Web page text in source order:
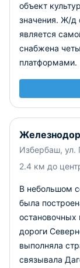
объект
значения. Ж/д
является
снабжена
платформами.
Избербаш, ул.
2.4 км до
В небольшом
была
остановочных
дороги
выполняла
связывала